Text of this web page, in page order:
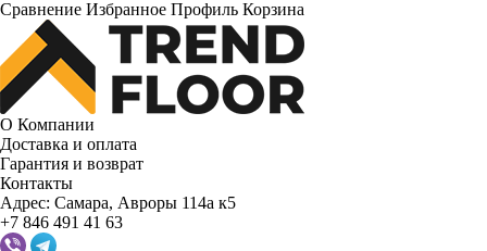
Сравнение Избранное Профиль Корзина
О Компании
Доставка и оплата
Гарантия и возврат
Контакты
Адрес: Самара, Авроры 114а к5
+7 846 491 41 63